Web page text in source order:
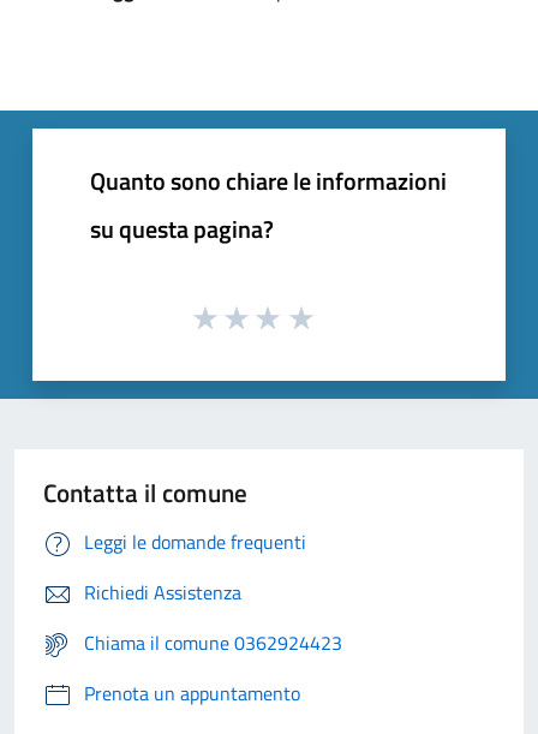
Quanto sono chiare le informazioni
su questa pagina?
Contatta il comune
Leggi le domande frequenti
Richiedi Assistenza
Chiama il comune 0362924423
Prenota un appuntamento